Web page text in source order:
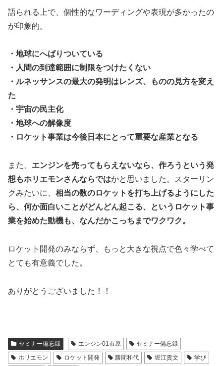
語られる上で、個性的なワーディングや表現が多かったの
が印象的。
・地球にへばりついている
・人間の到達範囲に制限をつけたくない
・ルネッサンスの最大の発明はレンズ、ものの見方を変え
た
・宇宙の民主化
・地球への解像度
・ロケット事業は今後日本にとって重要な産業となる
また、 エンジンを売ってもらえないなら、作ろうという発
想もホリエモンさんならではかと思いました。スターリン
クみたいに、 相当の数のロケットを打ち上げるようにした
ら、何か面白いことがどんどん起こる、というロケット事
業を始めた動機も、なんだかこっちまでワクワク。
ロケット開発のみならず、もっと大きな視点で色々学べて
とても有意義でした。
ありがとうございました！！
セミナー備忘録 エンジン01市原
セミナー備忘録
ホリエモン
ロケット開発 勝間和代 堀江貴文 学び